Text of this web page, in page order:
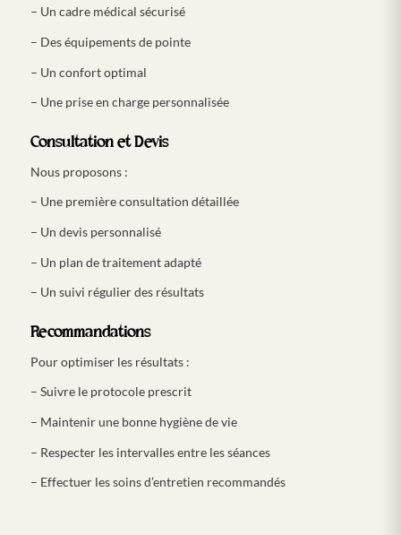
– Un cadre médical sécurisé
– Des équipements de pointe
– Un confort optimal
– Une prise en charge personnalisée
Consultation et Devis
Nous proposons :
– Une première consultation détaillée
– Un devis personnalisé
– Un plan de traitement adapté
– Un suivi régulier des résultats
Recommandations
Pour optimiser les résultats :
– Suivre le protocole prescrit
– Maintenir une bonne hygiène de vie
– Respecter les intervalles entre les séances
– Effectuer les soins d’entretien recommandés